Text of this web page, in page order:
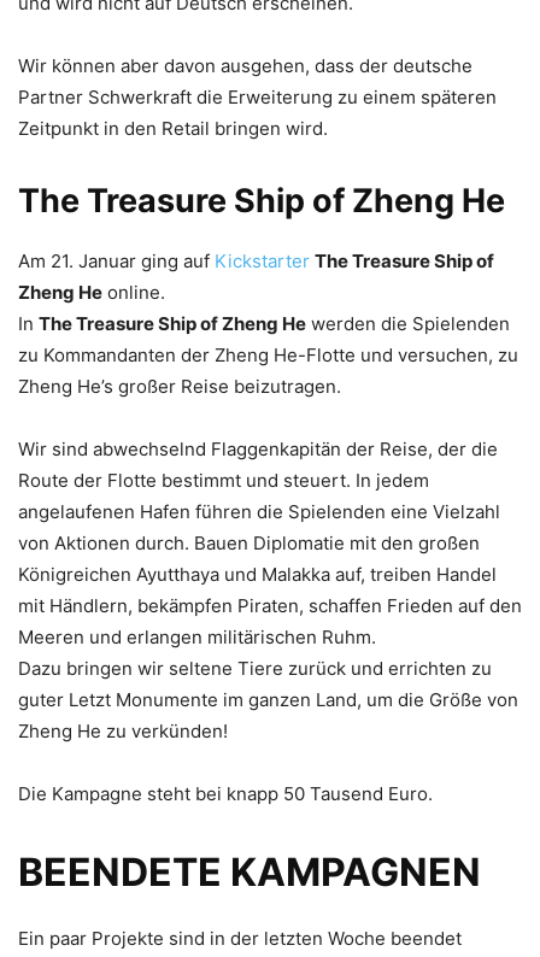
Wir können aber davon ausgehen, dass der deutsche
Partner Schwerkraft die Erweiterung zu einem späteren
Zeitpunkt in den Retail bringen wird.
The Treasure Ship of Zheng He
Am 21. Januar ging auf Kickstarter The Treasure Ship of
Zheng He online.
In The Treasure Ship of Zheng He werden die Spielenden
zu Kommandanten der Zheng He-Flotte und versuchen, zu
Zheng He’s großer Reise beizutragen.
Wir sind abwechselnd Flaggenkapitän der Reise, der die
Route der Flotte bestimmt und steuert. In jedem
angelaufenen Hafen führen die Spielenden eine Vielzahl
von Aktionen durch. Bauen Diplomatie mit den großen
Königreichen Ayutthaya und Malakka auf, treiben Handel
mit Händlern, bekämpfen Piraten, schaffen Frieden auf den
Meeren und erlangen militärischen Ruhm.
Dazu bringen wir seltene Tiere zurück und errichten zu
guter Letzt Monumente im ganzen Land, um die Größe von
Zheng He zu verkünden!
Die Kampagne steht bei knapp 50 Tausend Euro.
BEENDETE KAMPAGNEN
Ein paar Projekte sind in der letzten Woche beendet